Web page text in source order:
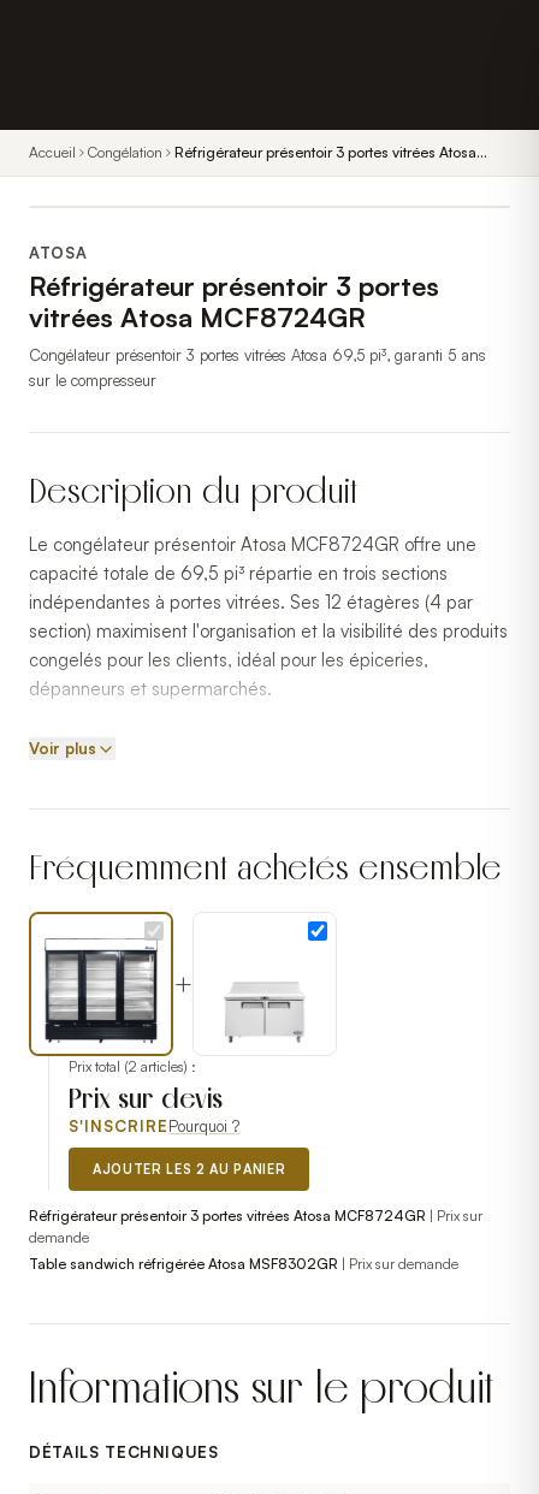
Accueil Congélation
Réfrigérateur présentoir 3 portes vitrées Atosa
MCF8724GR
ATOSA
Réfrigérateur présentoir 3 portes
vitrées Atosa MCF8724GR
Congélateur présentoir 3 portes vitrées Atosa 69,5 pi³, garanti 5 ans
sur le compresseur
Description du produit
Le congélateur présentoir Atosa MCF8724GR offre une
capacité totale de 69,5 pi³ répartie en trois sections
indépendantes à portes vitrées. Ses 12 étagères (4 par
section) maximisent l'organisation et la visibilité des produits
congelés pour les clients, idéal pour les épiceries,
dépanneurs et supermarchés.
Conçu pour les environnements commerciaux à ouvertures
fréquentes, ce modèle maintient une température de
haut rendement bénéficie d'une garantie de 5 ans,
réduisant les risques de pannes coûteuses.
Atosa offre un excellent rapport qualité-prix pour les
équipements de réfrigération et congélation commerciale,
avec une finition extérieure en acier noir et un intérieur
entièrement en acier inoxydable facile d'entretien.
Voir plus
Fréquemment achetés ensemble
+
Prix total (2 articles) :
Prix sur devis
S'INSCRIREPourquoi ?
AJOUTER LES 2 AU PANIER
Réfrigérateur présentoir 3 portes vitrées Atosa MCF8724GR | Prix sur
demande
Table sandwich réfrigérée Atosa MSF8302GR | Prix sur demande
Informations sur le produit
DÉTAILS TECHNIQUES